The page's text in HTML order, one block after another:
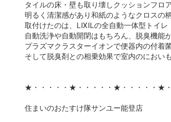
タイルの床・壁も取り壊しクッションフロ
明るく清潔感があり和紙のようなクロスの
取付けたのは、LIXILの全自動一体型トイレ
自動洗浄や自動開閉はもちろん、脱臭機能
プラズマクラスターイオンで便器内の付着
そして脱臭剤との相乗効果で室内のにおい
★・・・・・★・・・・・★・・・・・★
住まいのおたすけ隊サンユー能登店